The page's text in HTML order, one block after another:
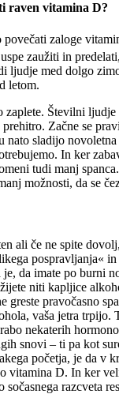
raven vitamina D?
zaloge
zaužiti in
ljudje med dolgo
letom.
zaplete. Številni ljudje
Začne se
nato sladijo novoletna
In ker
tudi manj
možnosti, da se
ali če ne spite
pospravljanja«
je, da imate po burni
niti kapljice
greste pravočasno
vaša jetra trpijo.
nekaterih
snovi – ti pa kot
početja, je da v
vitamina D. In ker
sočasnega razcveta